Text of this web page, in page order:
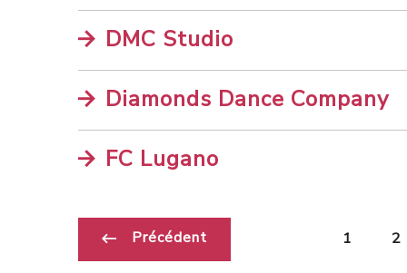
DMC Studio
Diamonds Dance Company
FC Lugano
Précédent 1 2